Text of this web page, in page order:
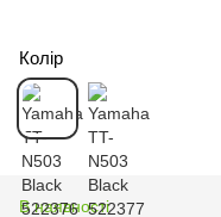
Колір
В наявності